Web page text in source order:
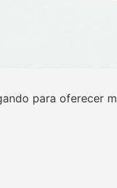
para oferecer